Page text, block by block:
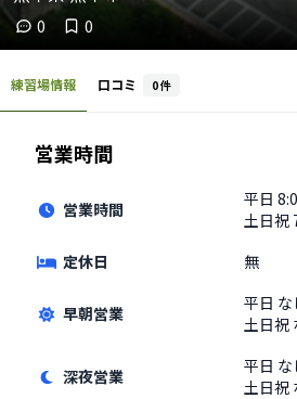
0 0
練習場情報 口コミ 0件
営業時間
営業時間 平日
土日祝
定休日
無
早朝営業 平日 な
土日祝
深夜営業 平日 な
土日祝